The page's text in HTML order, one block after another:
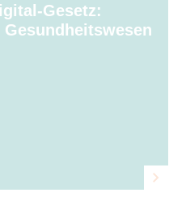
Gesetz: